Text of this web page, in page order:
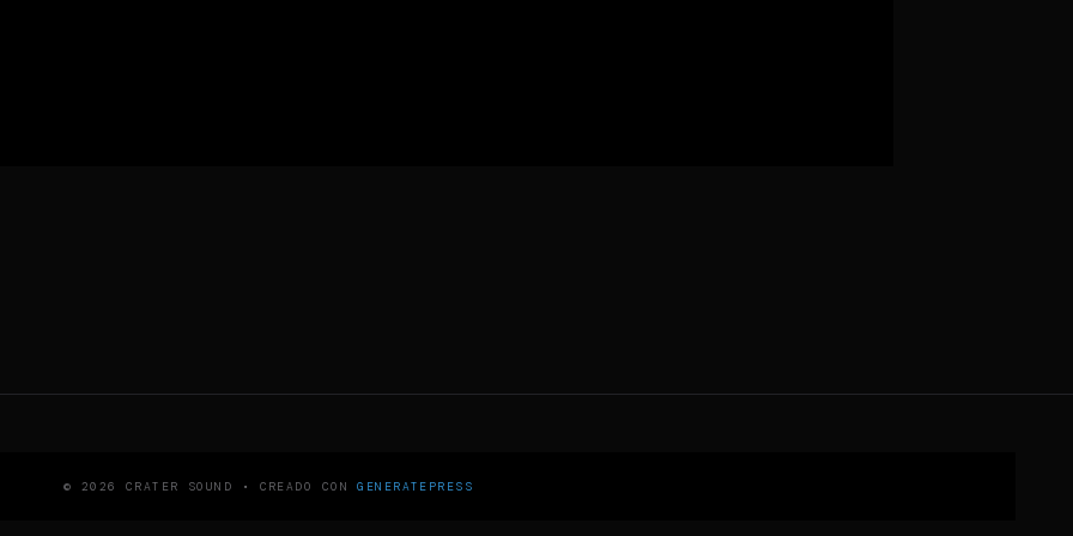
© 2026 CRATER SOUND • CREADO CONGENERATEPRESS